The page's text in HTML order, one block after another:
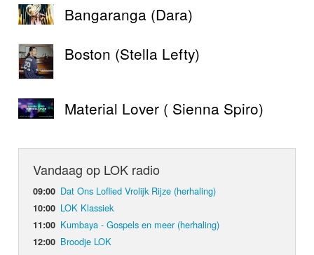
Bangaranga (Dara)
Boston (Stella Lefty)
Material Lover ( Sienna Spiro)
Vandaag op LOK radio
09:00 Dat Ons Loflied Vrolijk Rijze (herhaling)
10:00 LOK Klassiek
11:00 Kumbaya - Gospels en meer (herhaling)
12:00 Broodje LOK